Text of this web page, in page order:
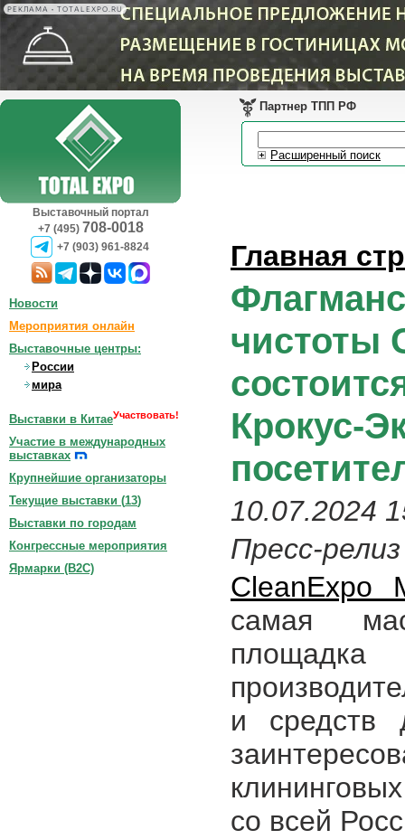
РЕКЛАМА • TOTALEXPO.RU
Выставочный портал
+7 (495) 708-0018
+7 (903) 961-8824
Партнер ТПП РФ
Расширенный поиск
Главная
чистоты
Крокус-
10.07.2024
Пресс-релиз
CleanExpo
самая
площадка
и средств
со всей
Новости
Мероприятия онлайн
Выставочные центры:
России
мира
Выставки в КитаеУчаствовать!
Участие в международных
выставках
Крупнейшие организаторы
Текущие выставки (13)
Выставки по городам
Конгрессные мероприятия
Ярмарки (B2C)